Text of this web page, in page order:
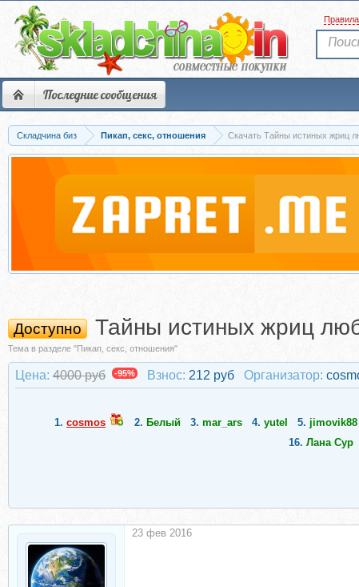
Последние сообщения
Правила
Складчина биз Пикап, секс, отношения Скачать Тайны истиных жриц
Доступно Тайны истиных жриц
Тема в разделе "Пикап, секс, отношения"
Цена: 4000 руб -95% Взнос: 212 руб Организатор:
1. cosmos 2. Белый 3. mar_ars 4. yutel 5. jimovik88
16. Лана Сур
23 фев 2016